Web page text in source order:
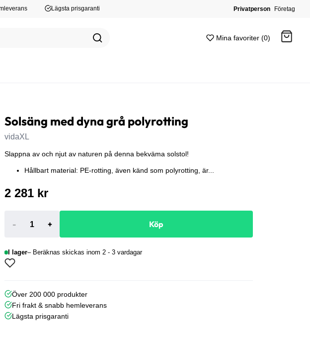
Lägsta prisgaranti Privatperson Företag
Mina favoriter (0)
Solsäng med dyna grå polyrotting
vidaXL
Slappna av och njut av naturen på denna bekväma solstol!
Hållbart material: PE-rotting, även känd som polyrotting, är...
2 281 kr
- + Köp
I lager Beräknas skickas inom 2 - 3 vardagar
Över 200 000 produkter
Fri frakt & snabb hemleverans
Lägsta prisgaranti